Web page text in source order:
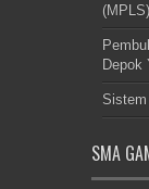
Depok
SMA